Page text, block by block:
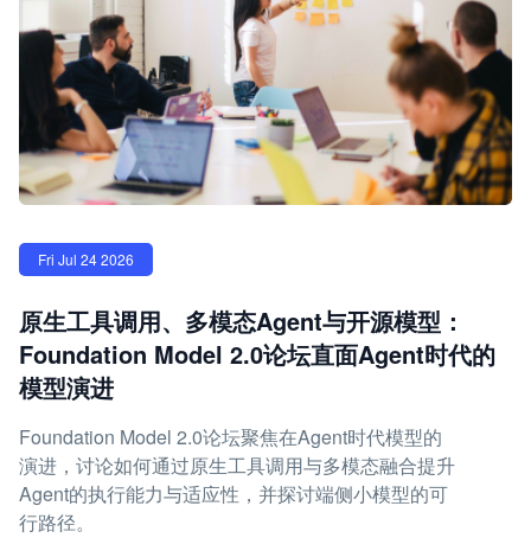
Fri Jul 24 2026
原生工具调用、多模态Agent与开源模型：
Foundation Model 2.0论坛直面Agent时代的
模型演进
Foundation Model 2.0论坛聚焦在Agent时代模型的
演进，讨论如何通过原生工具调用与多模态融合提升
Agent的执行能力与适应性，并探讨端侧小模型的可
行路径。